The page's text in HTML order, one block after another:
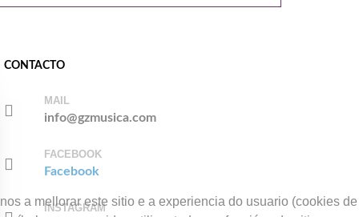
CONTACTO
MAIL
info@gzmusica.com
FACEBOOK
Facebook
INSTAGRAM
a mellorar este sitio e a experiencia do usuario (cookies de